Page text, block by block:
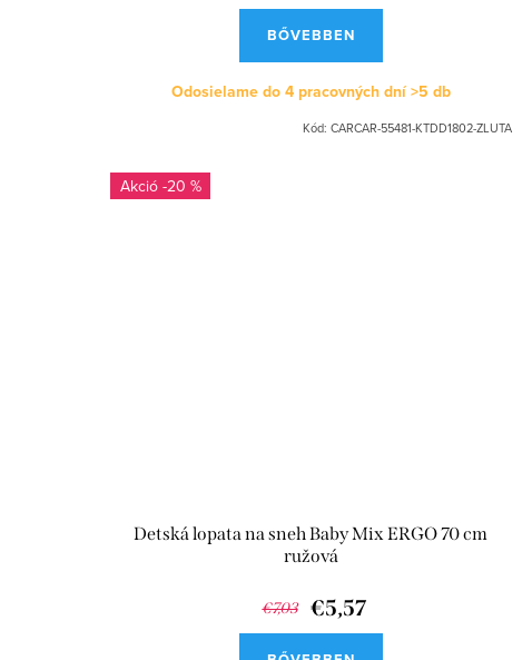
BŐVEBBEN
Odosielame do 4 pracovných dní>5 db
Kód: CARCAR-55481-KTDD1802-ZLUTA
-20 %
Detská lopata na sneh Baby Mix ERGO 70 cm
ružová
€7,03 €5,57